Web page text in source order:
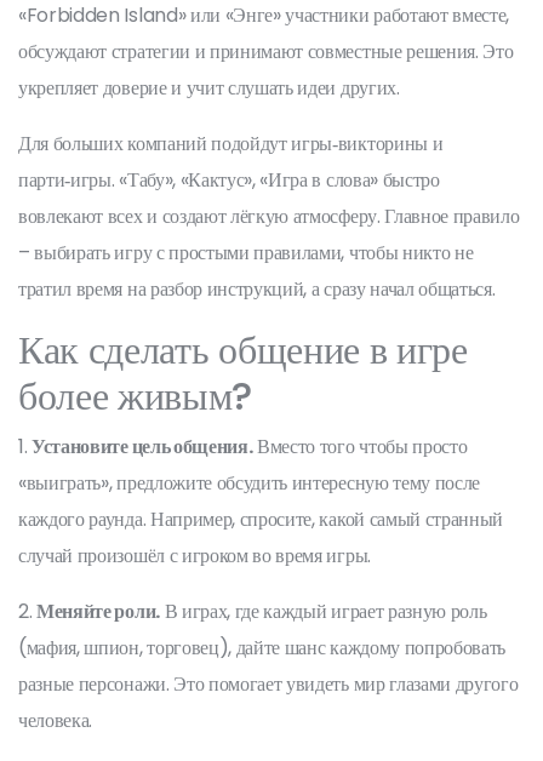
«Forbidden Island» или «Энге» участники работают вместе,
обсуждают стратегии и принимают совместные решения. Это
укрепляет доверие и учит слушать идеи других.
Для больших компаний подойдут игры‑викторины и
парти‑игры. «Табу», «Кактус», «Игра в слова» быстро
вовлекают всех и создают лёгкую атмосферу. Главное правило
– выбирать игру с простыми правилами, чтобы никто не
тратил время на разбор инструкций, а сразу начал общаться.
Как сделать общение в игре
более живым?
1.Установите цель общения.Вместо того чтобы просто
«выиграть», предложите обсудить интересную тему после
каждого раунда. Например, спросите, какой самый странный
случай произошёл с игроком во время игры.
2.Меняйте роли.В играх, где каждый играет разную роль
(мафия, шпион, торговец), дайте шанс каждому попробовать
разные персонажи. Это помогает увидеть мир глазами другого
человека.